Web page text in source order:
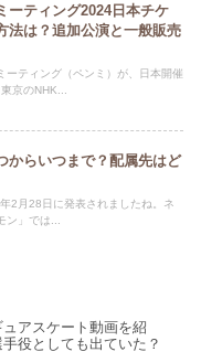
ーティング2024日本チケ
法は？追加公演と一般販売
ーティング（ペンミ）が、日本開催
京のNHK...
からいつまで？配属先はど
2月28日に発表されましたね。ネ
ン」では...
アスケート動画を紹
役としても出ていた？